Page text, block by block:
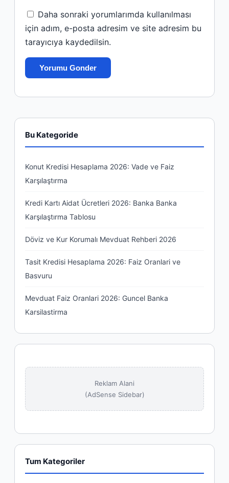
Daha sonraki yorumlarımda kullanılması
için adım, e-posta adresim ve site adresim bu
tarayıcıya kaydedilsin.
Bu Kategoride
Konut Kredisi Hesaplama 2026: Vade ve Faiz
Karşılaştırma
Kredi Kartı Aidat Ücretleri 2026: Banka Banka
Karşılaştırma Tablosu
Döviz ve Kur Korumalı Mevduat Rehberi 2026
Tasit Kredisi Hesaplama 2026: Faiz Oranlari ve
Basvuru
Mevduat Faiz Oranlari 2026: Guncel Banka
Karsilastirma
Reklam Alani
(AdSense Sidebar)
Tum Kategoriler